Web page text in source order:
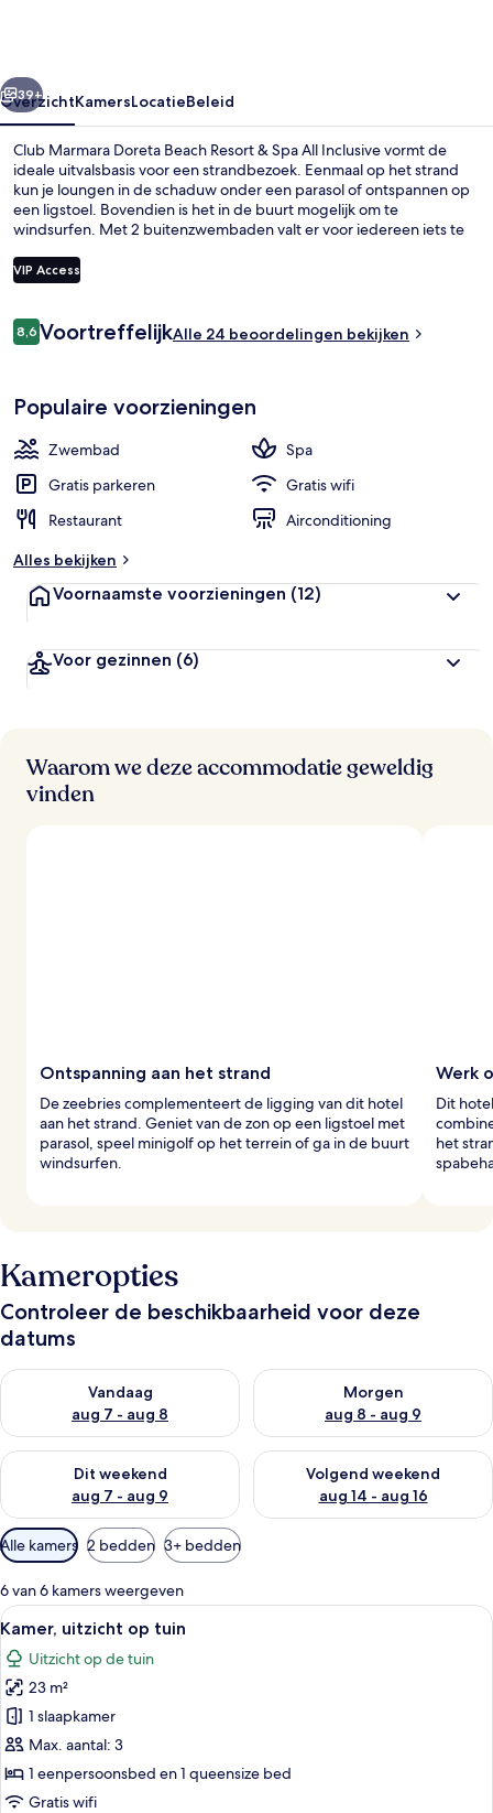
Spa
All
Inclusive
2 buitenzwembaden, ligstoelen bij
Volgende
39+
OverzichtKamersLocatieBeleid
Club Marmara Doreta Beach Resort & Spa All Inclusive vormt de
ideale uitvalsbasis voor een strandbezoek. Eenmaal op het strand
kun je loungen in de schaduw onder een parasol of ontspannen op
een ligstoel. Bovendien is het in de buurt mogelijk om te
windsurfen. Met 2 buitenzwembaden valt er voor iedereen iets te
bindweefselmassages, aromatherapie en reflexologie. Geniet van
een hapje bij het restaurant of ga naar de bar/lounge voor een
nachtclub, een bar aan het zwembad en een fitnesscentrum tot de
hoogtepunten rekenen.
VIP Access
Beoordelingen
8,68,6 op 10 –
VoortreffelijkAlle 24 beoordelingen bekijken
Populaire voorzieningen
Zwembad
Spa
Gratis parkeren
Gratis wifi
Restaurant
Airconditioning
Alles bekijken
Voornaamste voorzieningen (12)
Voor gezinnen (6)
Waarom we deze accommodatie geweldig
vinden
Ontspanning aan het strand
De zeebries complementeert de ligging van dit hotel
aan het strand. Geniet van de zon op een ligstoel met
parasol, speel minigolf op het terrein of ga in de buurt
windsurfen.
Werk
Dit
het
Kameropties
Controleer de beschikbaarheid voor deze
datums
Vandaag
aug 7 - aug 8
De beschikbaarheid controleren voor vanavond aug 7 - aug 8
Morgen
aug 8 - aug 9
De beschikbaarheid
Dit weekend
aug 7 - aug 9
De beschikbaarheid controleren voor dit weekend aug 7 -
Volgend weekend
aug 14 - aug 16
De beschikbaarheid
Beschikbare
filters
voor
kamers
Alle kamers 2 bedden 3+ bedden
6 van 6 kamers weergeven
Alle
foto's
voor
Kamer,
uitzicht
op
tuin
laden
Een moderne hotelkamer met een
6
Kamer, uitzicht op tuin
Uitzicht op de tuin
23 m²
1 slaapkamer
Max. aantal: 3
1 eenpersoonsbed en 1 queensize bed
Gratis wifi